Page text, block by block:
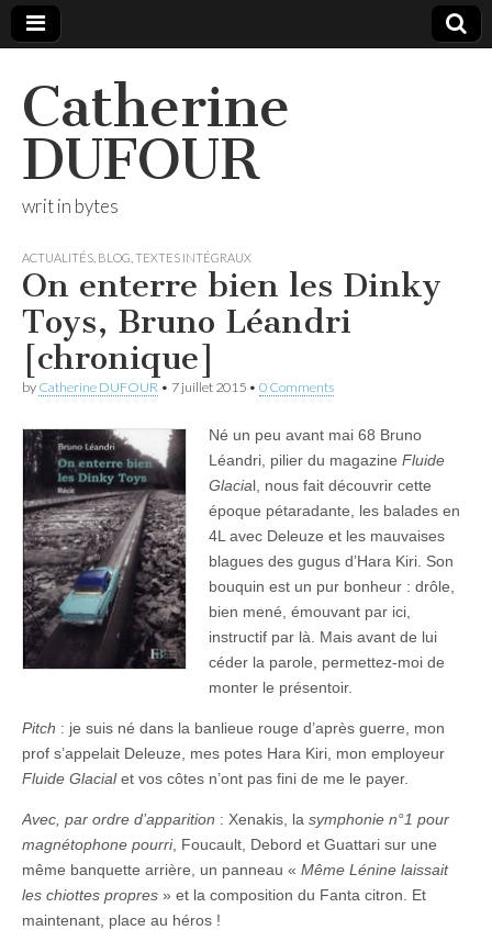
Catherine
DUFOUR
writ in bytes
ACTUALITÉS BLOG TEXTES INTÉGRAUX
On enterre bien les Dinky
Toys, Bruno Léandri
[chronique]
by Catherine DUFOUR • 7 juillet 2015 • 0 Comments
Né un peu avant mai 68 Bruno
Léandri, pilier du magazine Fluide
Glacial, nous fait découvrir cette
époque pétaradante, les balades en
4L avec Deleuze et les mauvaises
blagues des gugus d’Hara Kiri. Son
bouquin est un pur bonheur : drôle,
bien mené, émouvant par ici,
instructif par là. Mais avant de lui
céder la parole, permettez-moi de
monter le présentoir.
Pitch : je suis né dans la banlieue rouge d’après guerre, mon
prof s’appelait Deleuze, mes potes Hara Kiri, mon employeur
Fluide Glacialet vos côtes n’ont pas fini de me le payer.
Avec, par ordre d’apparition : Xenakis, la symphonie n°1 pour
magnétophone pourri, Foucault, Debord et Guattari sur une
même banquette arrière, un panneau « Même Lénine laissait
les chiottes propres » et la composition du Fanta citron. Et
maintenant, place au héros !